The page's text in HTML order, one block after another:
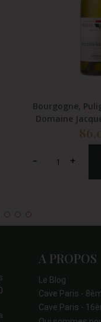
Bourgogne,
Domaine
A PROPOS
Le Blog
Cave Paris -
Cave Paris -